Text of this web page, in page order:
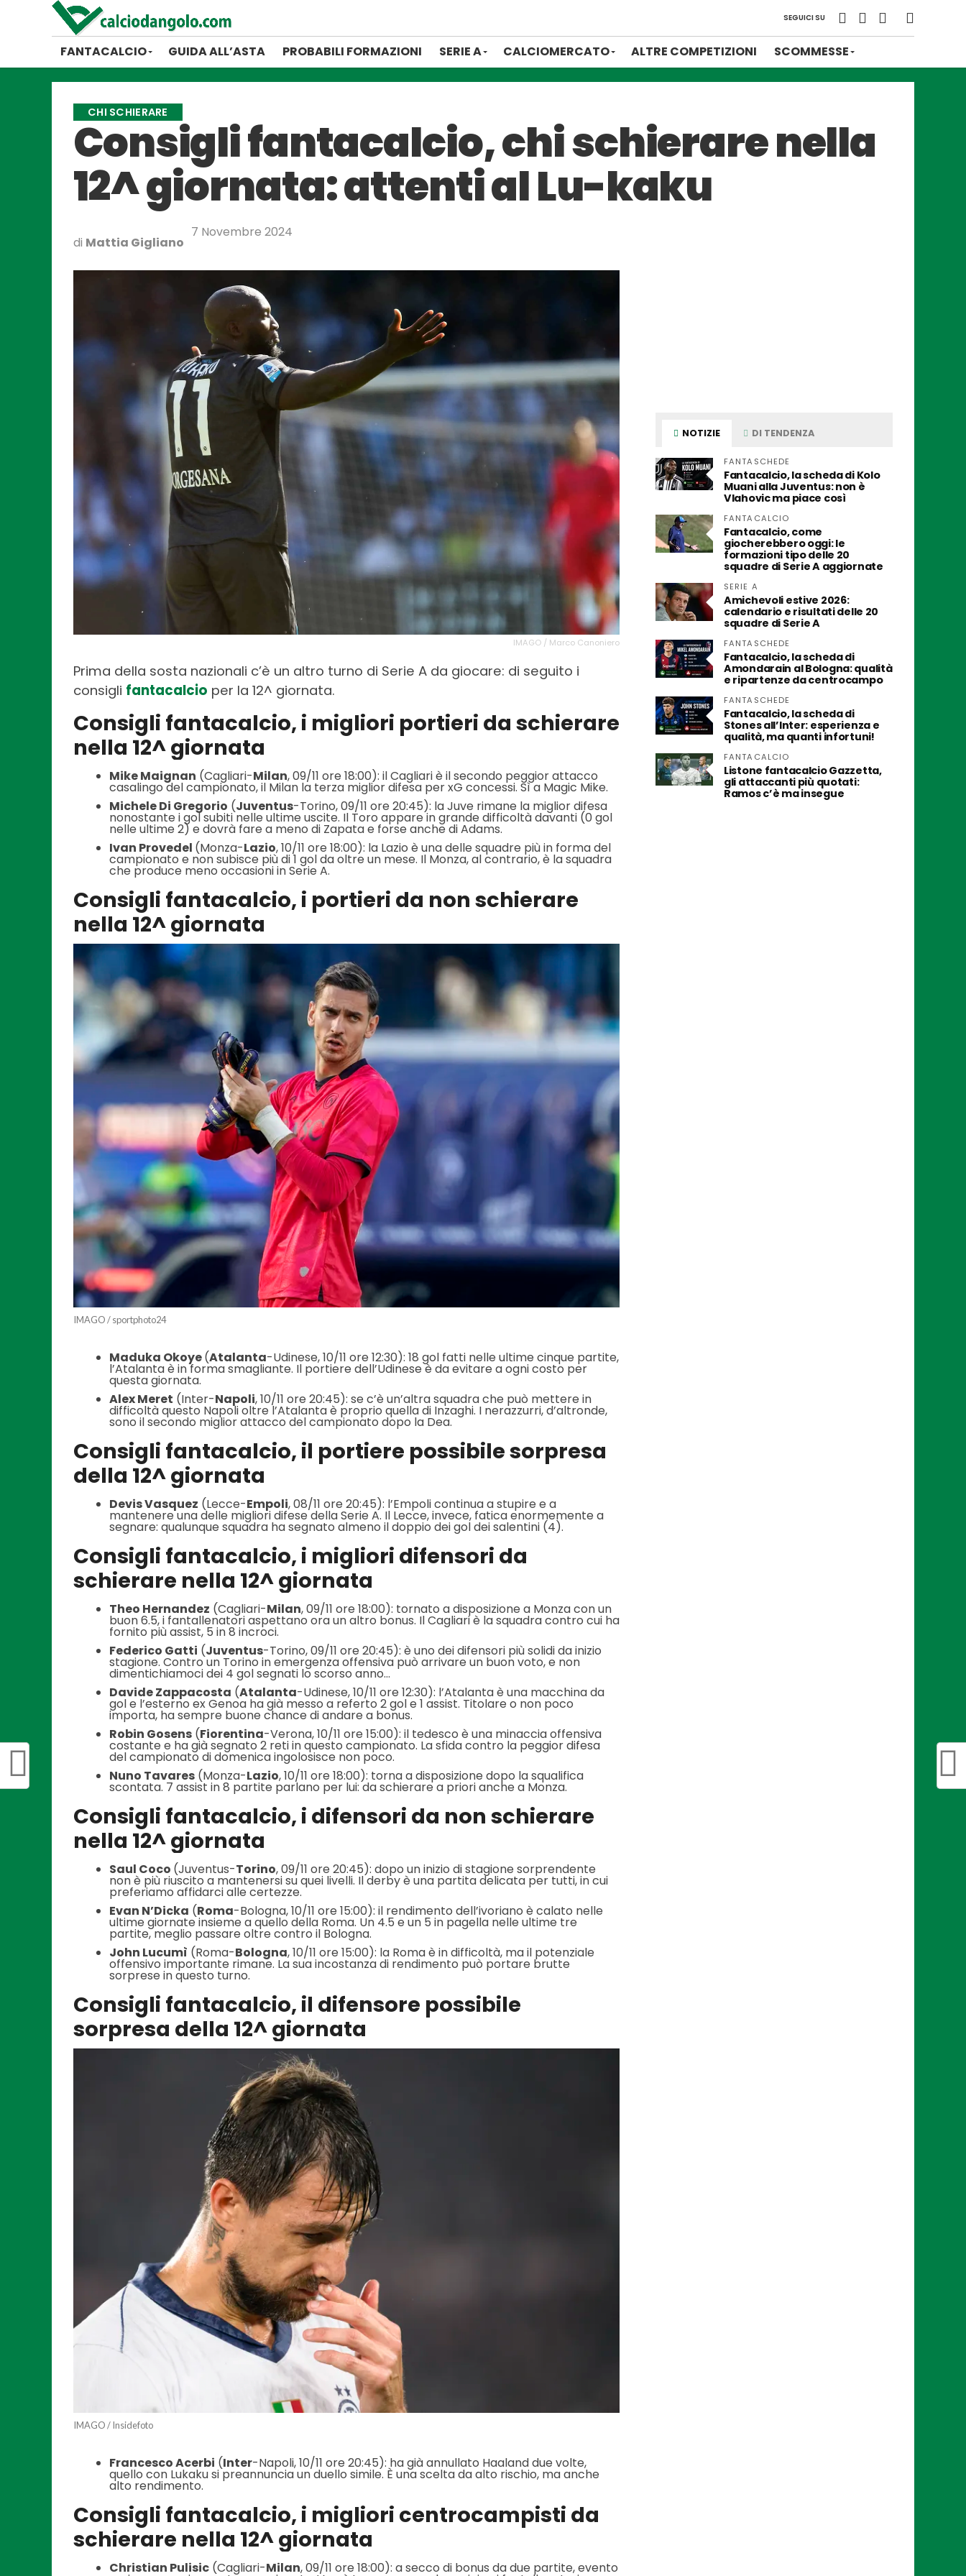
SEGUICI SU
FANTACALCIO GUIDA ALL’ASTA PROBABILI FORMAZIONI SERIE A CALCIOMERCATO ALTRE COMPETIZIONI SCOMMESSE
CHI SCHIERARE
Consigli fantacalcio, chi schierare nella
12^ giornata: attenti al Lu-kaku
di Mattia Gigliano
7 Novembre 2024
IMAGO / Marco Canoniero
Prima della sosta nazionali c’è un altro turno di Serie A da giocare: di seguito i
consigli fantacalcio per la 12^ giornata.
Consigli fantacalcio, i migliori portieri da schierare
nella 12^ giornata
Mike Maignan (Cagliari-Milan, 09/11 ore 18:00): il Cagliari è il secondo peggior attacco
casalingo del campionato, il Milan la terza miglior difesa per xG concessi. Sì a Magic Mike.
Michele Di Gregorio (Juventus-Torino, 09/11 ore 20:45): la Juve rimane la miglior difesa
nonostante i gol subiti nelle ultime uscite. Il Toro appare in grande difficoltà davanti (0 gol
nelle ultime 2) e dovrà fare a meno di Zapata e forse anche di Adams.
Ivan Provedel (Monza-Lazio, 10/11 ore 18:00): la Lazio è una delle squadre più in forma del
campionato e non subisce più di 1 gol da oltre un mese. Il Monza, al contrario, è la squadra
che produce meno occasioni in Serie A.
Consigli fantacalcio, i portieri da non schierare
nella 12^ giornata
IMAGO / sportphoto24
Maduka Okoye(Atalanta-Udinese, 10/11 ore 12:30): 18 gol fatti nelle ultime cinque partite,
l’Atalanta è in forma smagliante. Il portiere dell’Udinese è da evitare a ogni costo per
questa giornata.
Alex Meret (Inter-Napoli, 10/11 ore 20:45): se c’è un’altra squadra che può mettere in
difficoltà questo Napoli oltre l’Atalanta è proprio quella di Inzaghi. I nerazzurri, d’altronde,
sono il secondo miglior attacco del campionato dopo la Dea.
Consigli fantacalcio, il portiere possibile sorpresa
della 12^ giornata
Devis Vasquez (Lecce-Empoli, 08/11 ore 20:45): l’Empoli continua a stupire e a
mantenere una delle migliori difese della Serie A. Il Lecce, invece, fatica enormemente a
segnare: qualunque squadra ha segnato almeno il doppio dei gol dei salentini (4).
Consigli fantacalcio, i migliori difensori da
schierare nella 12^ giornata
Theo Hernandez (Cagliari-Milan, 09/11 ore 18:00): tornato a disposizione a Monza con un
buon 6.5, i fantallenatori aspettano ora un altro bonus. Il Cagliari è la squadra contro cui ha
fornito più assist, 5 in 8 incroci.
Federico Gatti (Juventus-Torino, 09/11 ore 20:45): è uno dei difensori più solidi da inizio
stagione. Contro un Torino in emergenza offensiva può arrivare un buon voto, e non
dimentichiamoci dei 4 gol segnati lo scorso anno…
Davide Zappacosta (Atalanta-Udinese, 10/11 ore 12:30): l’Atalanta è una macchina da
gol e l’esterno ex Genoa ha già messo a referto 2 gol e 1 assist. Titolare o non poco
importa, ha sempre buone chance di andare a bonus.
Robin Gosens (Fiorentina-Verona, 10/11 ore 15:00): il tedesco è una minaccia offensiva
costante e ha già segnato 2 reti in questo campionato. La sfida contro la peggior difesa
del campionato di domenica ingolosisce non poco.
Nuno Tavares (Monza-Lazio, 10/11 ore 18:00): torna a disposizione dopo la squalifica
scontata. 7 assist in 8 partite parlano per lui: da schierare a priori anche a Monza.
Consigli fantacalcio, i difensori da non schierare
nella 12^ giornata
Saul Coco (Juventus-Torino, 09/11 ore 20:45): dopo un inizio di stagione sorprendente
non è più riuscito a mantenersi su quei livelli. Il derby è una partita delicata per tutti, in cui
preferiamo affidarci alle certezze.
Evan N’Dicka (Roma-Bologna, 10/11 ore 15:00): il rendimento dell’ivoriano è calato nelle
ultime giornate insieme a quello della Roma. Un 4.5 e un 5 in pagella nelle ultime tre
partite, meglio passare oltre contro il Bologna.
John Lucumì (Roma-Bologna, 10/11 ore 15:00): la Roma è in difficoltà, ma il potenziale
offensivo importante rimane. La sua incostanza di rendimento può portare brutte
sorprese in questo turno.
Consigli fantacalcio, il difensore possibile
sorpresa della 12^ giornata
IMAGO / Insidefoto
Francesco Acerbi (Inter-Napoli, 10/11 ore 20:45): ha già annullato Haaland due volte,
quello con Lukaku si preannuncia un duello simile. È una scelta da alto rischio, ma anche
alto rendimento.
Consigli fantacalcio, i migliori centrocampisti da
schierare nella 12^ giornata
Christian Pulisic (Cagliari-Milan, 09/11 ore 18:00): a secco di bonus da due partite, evento
NOTIZIE DI TENDENZA
FANTASCHEDE
Fantacalcio, la scheda di Kolo
Muani alla Juventus: non è
Vlahovic ma piace così
FANTACALCIO
Fantacalcio, come
giocherebbero oggi: le
formazioni tipo delle 20
squadre di Serie A aggiornate
SERIE A
Amichevoli estive 2026:
calendario e risultati delle 20
squadre di Serie A
FANTASCHEDE
Fantacalcio, la scheda di
Amondarain al Bologna: qualità
e ripartenze da centrocampo
FANTASCHEDE
Fantacalcio, la scheda di
Stones all’Inter: esperienza e
qualità, ma quanti infortuni!
FANTACALCIO
Listone fantacalcio Gazzetta,
gli attaccanti più quotati:
Ramos c’è ma insegue